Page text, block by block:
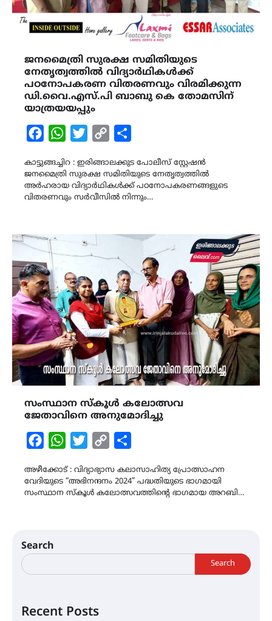
ജനമൈത്രി സുരക്ഷ സമിതിയുടെ
നേതൃത്വത്തിൽ വിദ്യാർഥികൾക്ക്
പഠനോപകരണ വിതരണവും വിരമിക്കുന്ന
ഡി.വൈ.എസ്.പി ബാബു കെ തോമസിന്
യാത്രയയപ്പും
FacebookWhatsAppTwitterCopy
കാട്ടുങ്ങച്ചിറ : ഇരിങ്ങാലക്കുട പോലീസ് സ്റ്റേഷൻ
ജനമൈത്രി സുരക്ഷ സമിതിയുടെ നേതൃത്വത്തിൽ
അർഹരായ വിദ്യാർഥികൾക്ക് പഠനോപകരണങ്ങളുടെ
വിതരണവും സർവീസിൽ നിന്നും…
സംസ്ഥാന സ്കൂൾ കലോത്സവ
ജേതാവിനെ അനുമോദിച്ചു
FacebookWhatsAppTwitterCopy
അഴീക്കോട് : വിദ്യാഭ്യാസ കലാസാഹിത്യ പ്രോത്സാഹന
വേദിയുടെ “അഭിനന്ദനം 2024” പദ്ധതിയുടെ ഭാഗമായി
സംസ്ഥാന സ്കൂൾ കലോത്സവത്തിന്റെ ഭാഗമായ അറബി…
Search
Search
Recent Posts